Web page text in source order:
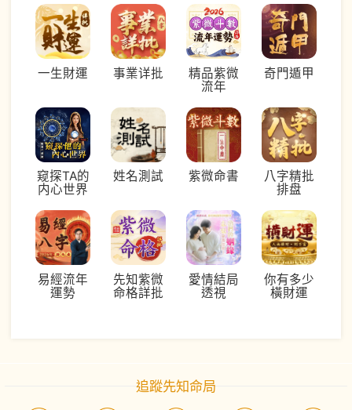
一生財運 事業详批
精品紫微
流年
奇門遁甲
窥探TA的
内心世界
姓名測試 紫微命書
八字精批
排盘
易經流年
運勢
先知紫微
命格詳批
愛情結局
透視
你有多少
橫財運
追蹤先知命局